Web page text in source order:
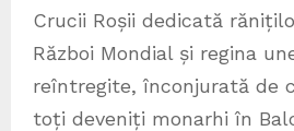
Crucii Roșii dedicată
Război Mondial și regina
reîntregite, înconjurată de
toți deveniți monarhi în